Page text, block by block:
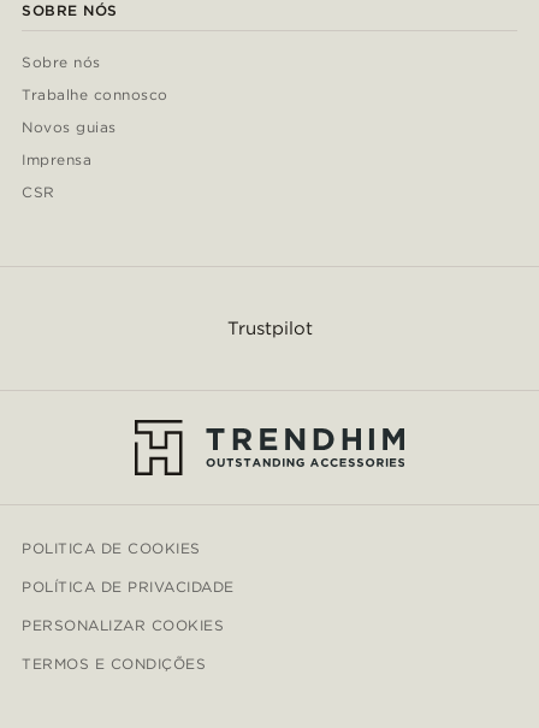
SOBRE NÓS
Sobre nós
Trabalhe connosco
Novos guias
Imprensa
CSR
Trustpilot
POLITICA DE COOKIES
POLÍTICA DE PRIVACIDADE
PERSONALIZAR COOKIES
TERMOS E CONDIÇÕES